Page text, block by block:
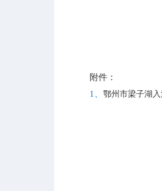
附件：
1、 鄂州市梁子湖